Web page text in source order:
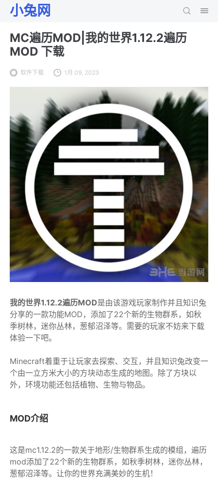
小兔网
MC遍历MOD|我的世界1.12.2遍历
MOD 下载
软件下载 1月 09, 2023
我的世界1.12.2遍历MOD是由该游戏玩家制作并且知识兔
分享的一款功能MOD，添加了22个新的生物群系，如秋
季树林，迷你丛林，葱郁沼泽等。需要的玩家不妨来下载
体验一下吧。
Minecraft着重于让玩家去探索、交互，并且知识兔改变一
个由一立方米大小的方块动态生成的地图。除了方块以
外，环境功能还包括植物、生物与物品。
MOD介绍
这是mc1.12.2的一款关于地形/生物群系生成的模组，遍历
mod添加了22个新的生物群系，如秋季树林，迷你丛林，
葱郁沼泽等。让你的世界充满美妙的生机！